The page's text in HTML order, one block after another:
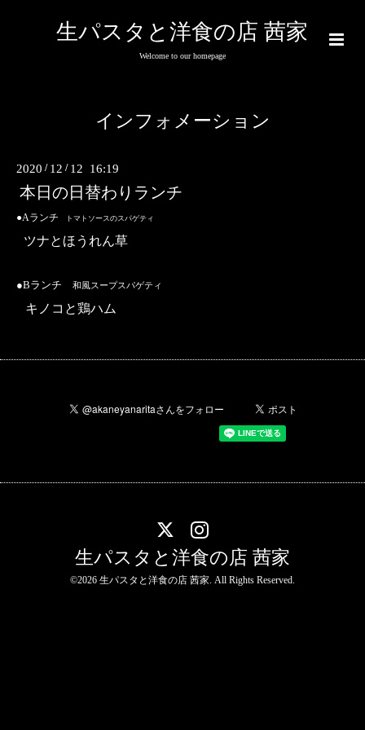
生パスタと洋食の店 茜家
Welcome to our homepage
インフォメーション
2020 / 12 / 12 16:19
本日の日替わりランチ
●Aランチ トマトソースのスパゲティ
ツナとほうれん草
●Bランチ 和風スープスパゲティ
キノコと鶏ハム
生パスタと洋食の店 茜家
©2026 生パスタと洋食の店 茜家. All Rights Reserved.